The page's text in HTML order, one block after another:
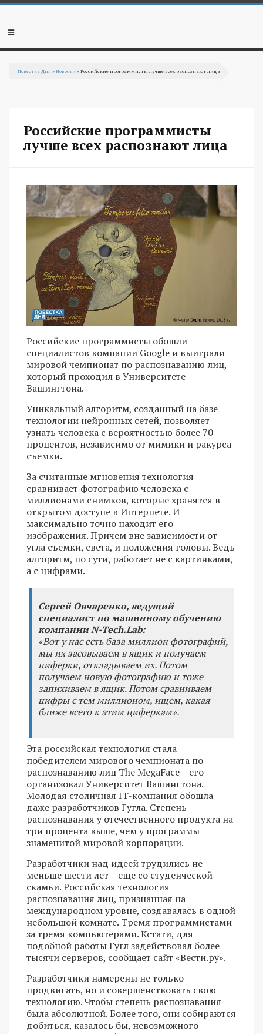
Перейти к основному содержанию
Мобильное
Повестка Дня »Новости » Российские программисты лучше всех распознают лица
Российские программисты
лучше всех распознают лица
Российские программисты обошли
специалистов компании Google и выиграли
мировой чемпионат по распознаванию лиц,
который проходил в Университете
Вашингтона.
Уникальный алгоритм, созданный на базе
технологии нейронных сетей, позволяет
узнать человека с вероятностью более 70
процентов, независимо от мимики и ракурса
съемки.
За считанные мгновения технология
сравнивает фотографию человека с
миллионами снимков, которые хранятся в
открытом доступе в Интернете. И
максимально точно находит его
изображения. Причем вне зависимости от
угла съемки, света, и положения головы. Ведь
алгоритм, по сути, работает не с картинками,
а с цифрами.
Сергей Овчаренко, ведущий
специалист по машинному обучению
компании N-Tech.Lab:
«Вот у нас есть база миллион фотографий,
мы их засовываем в ящик и получаем
циферки, откладываем их. Потом
получаем новую фотографию и тоже
запихиваем в ящик. Потом сравниваем
цифры с тем миллионом, ищем, какая
ближе всего к этим циферкам».
Эта российская технология стала
победителем мирового чемпионата по
распознаванию лиц The MegaFace – его
организовал Университет Вашингтона.
Молодая столичная IT-компания обошла
даже разработчиков Гугла. Степень
распознавания у отечественного продукта на
три процента выше, чем у программы
знаменитой мировой корпорации.
Разработчики над идеей трудились не
меньше шести лет – еще со студенческой
скамьи. Российская технология
распознавания лиц, признанная на
международном уровне, создавалась в одной
небольшой комнате. Тремя программистами
за тремя компьютерами. Кстати, для
подобной работы Гугл задействовал более
тысячи серверов, сообщает сайт «Вести.ру».
Разработчики намерены не только
продвигать, но и совершенствовать свою
технологию. Чтобы степень распознавания
была абсолютной. Более того, они собираются
добиться, казалось бы, невозможного –